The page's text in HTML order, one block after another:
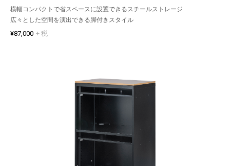
横幅コンパクトで省スペースに設置できるスチールストレージ
広々とした空間を演出できる脚付きスタイル
¥87,000 + 税